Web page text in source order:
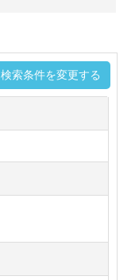
検索条件を変更する